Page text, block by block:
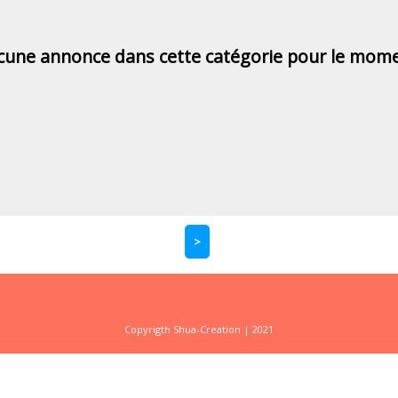
annonce dans cette catégorie pour le
>
Copyrigth Shua-Creation | 2021